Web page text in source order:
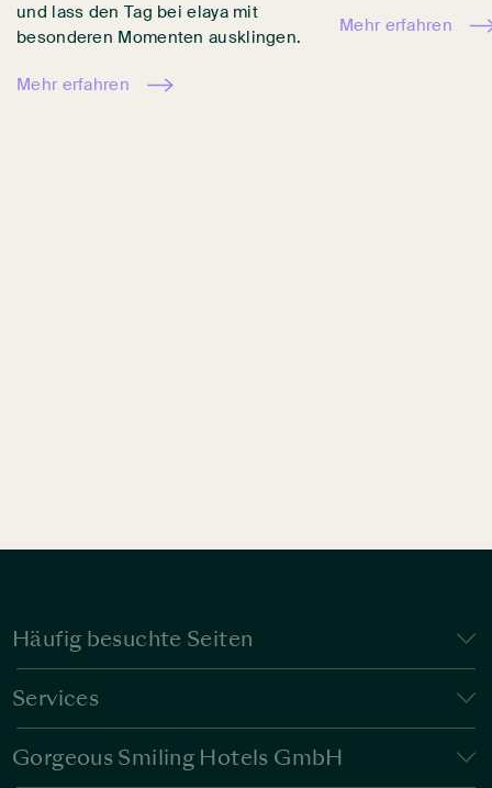
und lass den Tag bei elaya mit
besonderen Momenten ausklingen.
Mehr erfahren
Mehr erfahren
Häufig besuchte Seiten
Services
Gorgeous Smiling Hotels GmbH